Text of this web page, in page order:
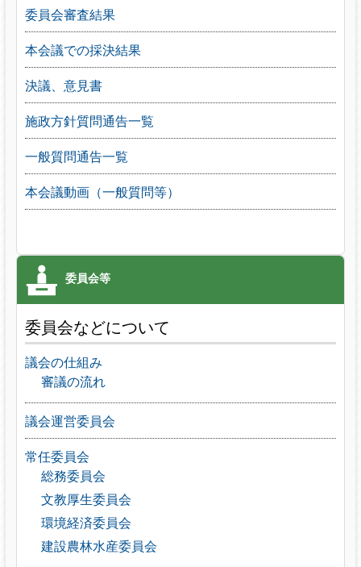
委員会審査結果
本会議での採決結果
決議、意見書
施政方針質問通告一覧
一般質問通告一覧
本会議動画（一般質問等）
委員会などについて
議会の仕組み
審議の流れ
議会運営委員会
常任委員会
総務委員会
文教厚生委員会
環境経済委員会
建設農林水産委員会